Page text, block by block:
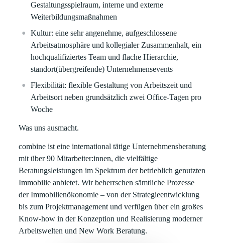
Gestaltungsspielraum, interne und externe
Weiterbildungsmaßnahmen
Kultur: eine sehr angenehme, aufgeschlossene
Arbeitsatmosphäre und kollegialer Zusammenhalt, ein
hochqualifiziertes Team und flache Hierarchie,
standort(übergreifende) Unternehmensevents
Flexibilität: flexible Gestaltung von Arbeitszeit und
Arbeitsort neben grundsätzlich zwei Office-Tagen pro
Woche
Was uns ausmacht.
combine ist eine international tätige Unternehmensberatung
mit über 90 Mitarbeiter:innen, die vielfältige
Beratungsleistungen im Spektrum der betrieblich genutzten
Immobilie anbietet. Wir beherrschen sämtliche Prozesse
der Immobilienökonomie – von der Strategieentwicklung
bis zum Projektmanagement und verfügen über ein großes
Know-how in der Konzeption und Realisierung moderner
Arbeitswelten und New Work Beratung.